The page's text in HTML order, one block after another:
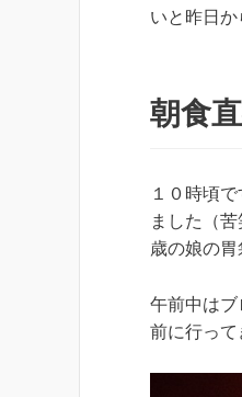
いと昨日か
朝食
１０時頃
ました（
歳の娘の胃
午前中は
前に行って